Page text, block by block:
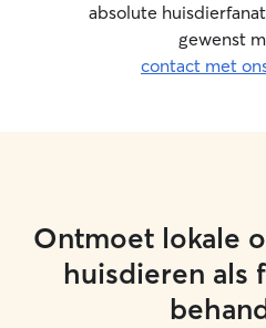
absolute
gewenst
contact met
Ontmoet lokale
huisdieren als